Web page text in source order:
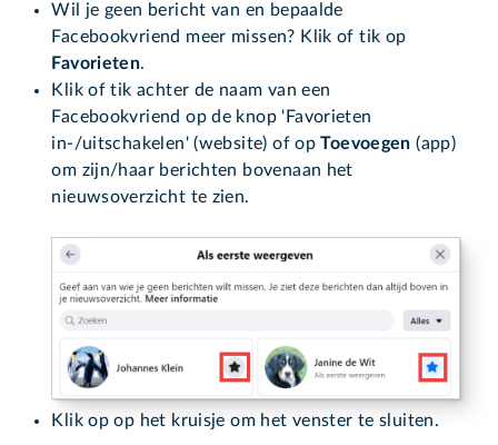
Wil je geen bericht van en bepaalde
Facebookvriend meer missen? Klik of tik op
Favorieten.
Klik of tik achter de naam van een
Facebookvriend op de knop 'Favorieten
in-/uitschakelen' (website) of opToevoegen(app)
om zijn/haar berichten bovenaan het
nieuwsoverzicht te zien.
Klik op op het kruisje om het venster te sluiten.